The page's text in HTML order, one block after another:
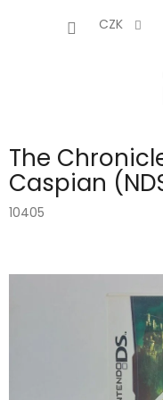
CZK
The
Caspian
10405